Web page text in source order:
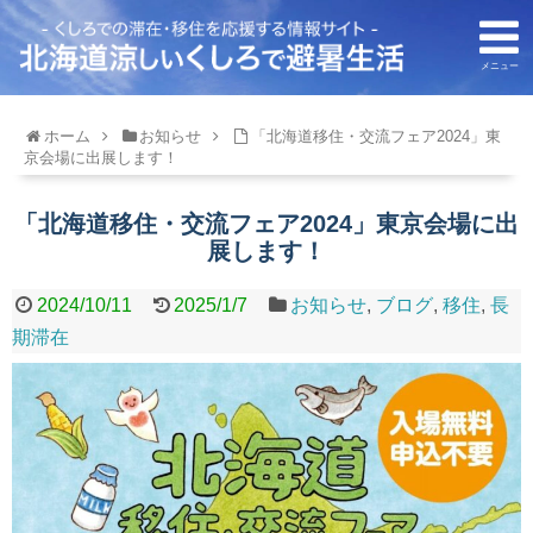
メニュー
ホーム お知らせ
「北海道移住・交流フェア2024」東
京会場に出展します！
「北海道移住・交流フェア2024」東京会場に出
展します！
2024/10/11 2025/1/7 お知らせ, ブログ,移住,長
期滞在